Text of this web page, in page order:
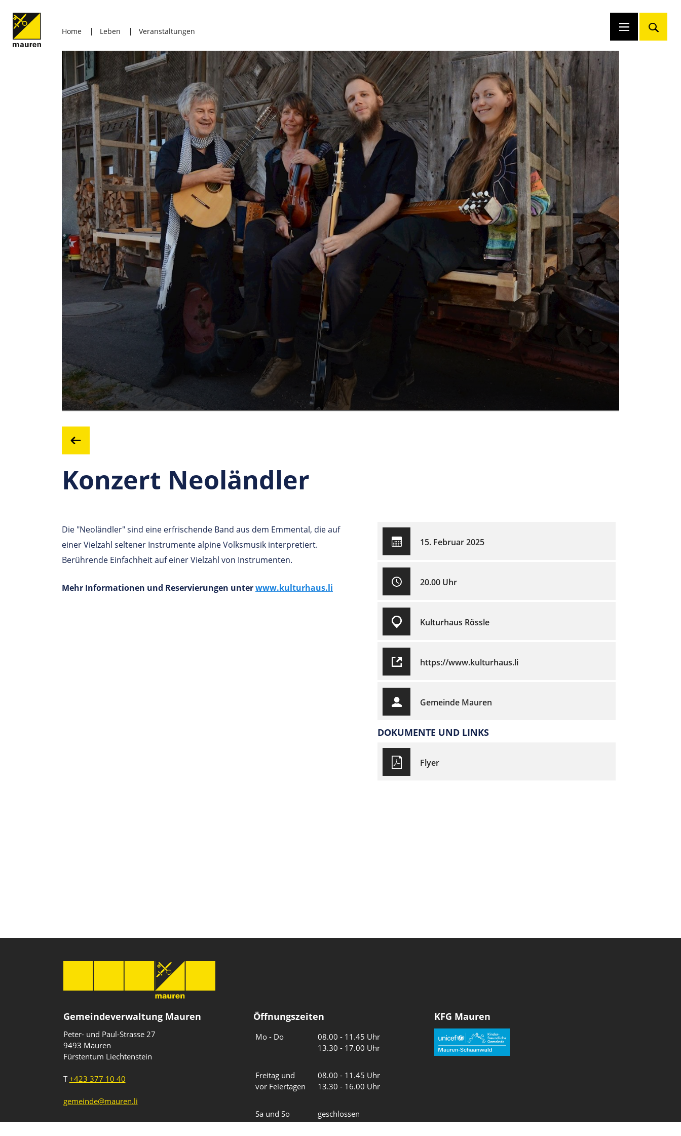
Home Leben Veranstaltungen
Konzert Neoländler
Die "Neoländler" sind eine erfrischende Band aus dem Emmental, die auf
einer Vielzahl seltener Instrumente alpine Volksmusik interpretiert.
Berührende Einfachheit auf einer Vielzahl von Instrumenten.
Mehr Informationen und Reservierungen unterwww.kulturhaus.li
15. Februar 2025
20.00 Uhr
Kulturhaus Rössle
https://www.kulturhaus.li
Gemeinde Mauren
DOKUMENTE UND LINKS
Flyer
Gemeindeverwaltung Mauren
Peter- und Paul-Strasse 27
9493 Mauren
Fürstentum Liechtenstein
T+423 377 10 40
gemeinde@mauren.li
Öffnungszeiten
Mo - Do
08.00 - 11.45 Uhr
13.30 - 17.00 Uhr
Freitag und
vor Feiertagen
08.00 - 11.45 Uhr
13.30 - 16.00 Uhr
Sa und So geschlossen
KFG Mauren